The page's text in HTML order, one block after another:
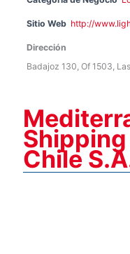
Sitio Web http://
Dirección
Badajoz 130, Of 1503,
Chile